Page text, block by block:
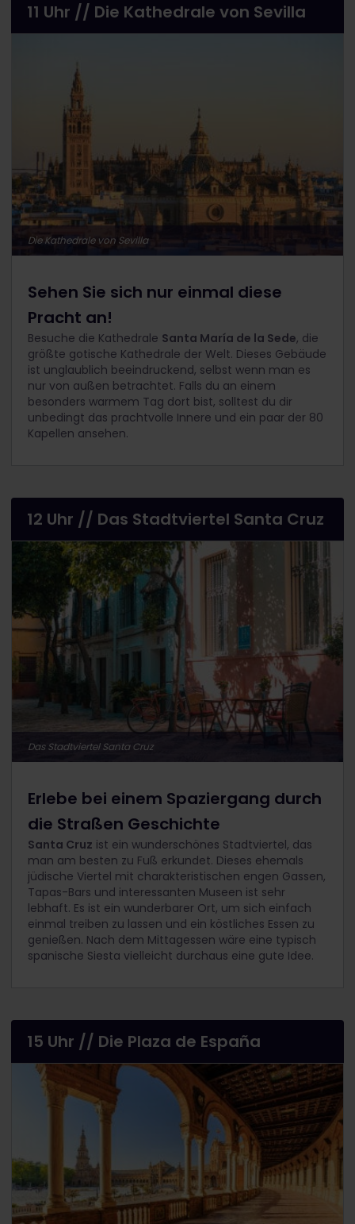
11 Uhr // Die Kathedrale von Sevilla
Die Kathedrale von Sevilla
Sehen Sie sich nur einmal diese
Pracht an!
Besuche die Kathedrale Santa María de la Sede, die
größte gotische Kathedrale der Welt. Dieses Gebäude
ist unglaublich beeindruckend, selbst wenn man es
nur von außen betrachtet. Falls du an einem
besonders warmem Tag dort bist, solltest du dir
unbedingt das prachtvolle Innere und ein paar der 80
Kapellen ansehen.
12 Uhr // Das Stadtviertel Santa Cruz
Das Stadtviertel Santa Cruz
Erlebe bei einem Spaziergang durch
die Straßen Geschichte
Santa Cruz ist ein wunderschönes Stadtviertel, das
man am besten zu Fuß erkundet. Dieses ehemals
jüdische Viertel mit charakteristischen engen Gassen,
Tapas-Bars und interessanten Museen ist sehr
lebhaft. Es ist ein wunderbarer Ort, um sich einfach
einmal treiben zu lassen und ein köstliches Essen zu
genießen. Nach dem Mittagessen wäre eine typisch
spanische Siesta vielleicht durchaus eine gute Idee.
15 Uhr // Die Plaza de España